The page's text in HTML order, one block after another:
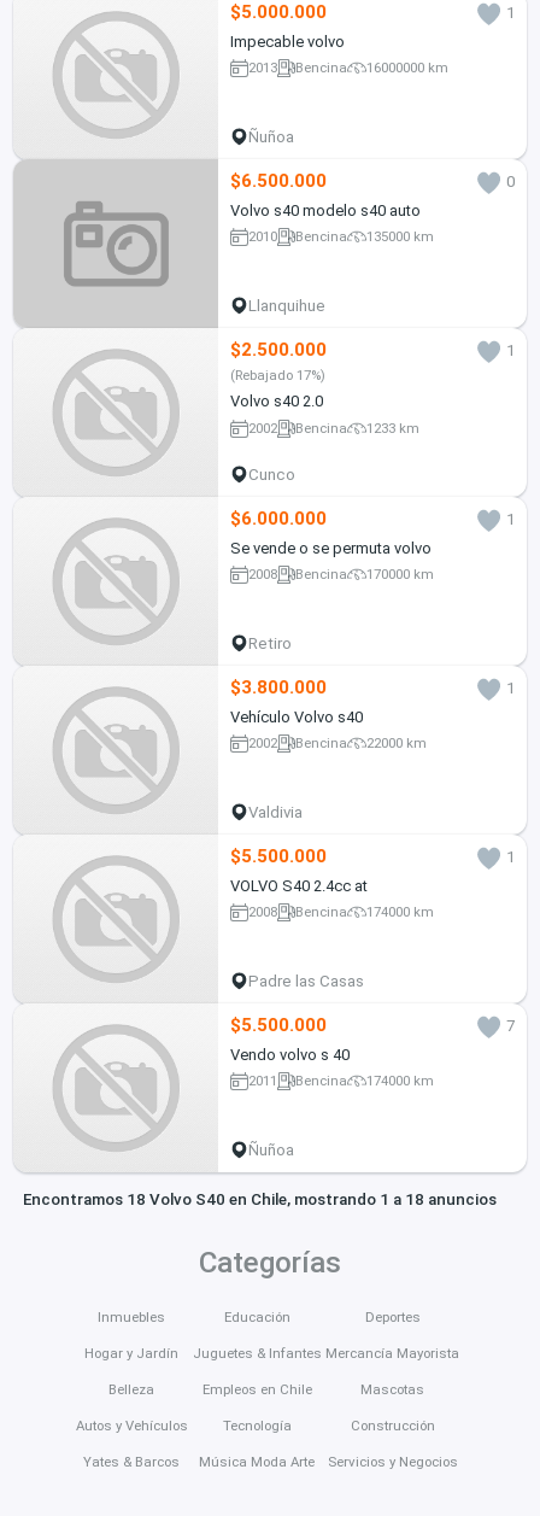
$5.000.000
1
Impecable volvo
2013 Bencina 16000000 km
Ñuñoa
$6.500.000
0
Volvo s40 modelo s40 auto
2010 Bencina 135000 km
Llanquihue
$2.500.000 1
(Rebajado 17%)
Volvo s40 2.0
2002 Bencina 1233 km
Cunco
$6.000.000
1
Se vende o se permuta volvo
2008 Bencina 170000 km
Retiro
$3.800.000
1
Vehículo Volvo s40
2002 Bencina 22000 km
Valdivia
$5.500.000
1
VOLVO S40 2.4cc at
2008 Bencina 174000 km
Padre las Casas
$5.500.000
7
Vendo volvo s 40
2011 Bencina 174000 km
Ñuñoa
Encontramos 18 Volvo S40 en Chile, mostrando 1 a 18 anuncios
Categorías
Inmuebles
Hogar y Jardín
Belleza
Autos y Vehículos
Yates & Barcos
Educación
Juguetes & Infantes
Empleos en Chile
Tecnología
Música Moda Arte
Deportes
Mercancía Mayorista
Mascotas
Construcción
Servicios y Negocios